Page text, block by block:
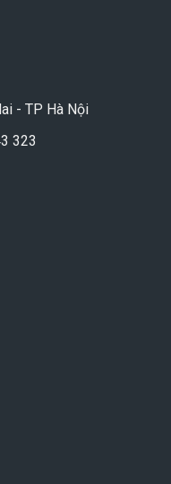
- TP Hà Nội
323